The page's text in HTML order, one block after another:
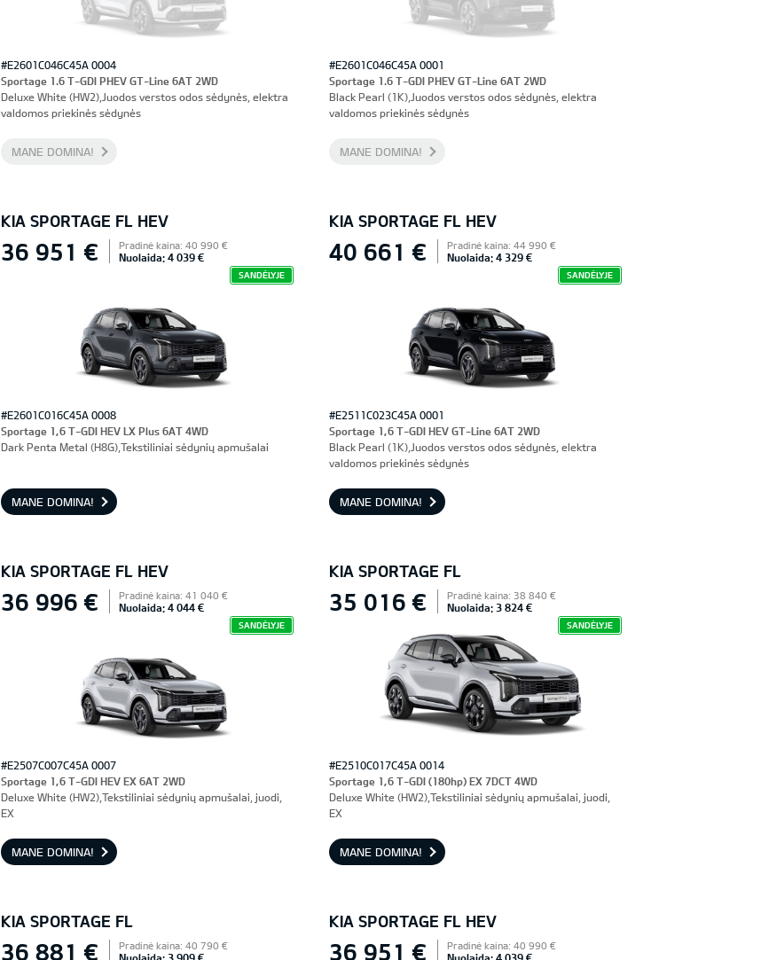
#E2601C046C45A 0004
Sportage 1.6 T-GDI PHEV GT-Line 6AT 2WD
Deluxe White (HW2),Juodos verstos odos sėdynės, elektra
valdomos priekinės sėdynės
MANE DOMINA!
#E2601C046C45A 0001
Sportage 1.6 T-GDI PHEV GT-Line 6AT 2WD
Black Pearl (1K),Juodos verstos odos sėdynės, elektra
valdomos priekinės sėdynės
MANE DOMINA!
KIA SPORTAGE FL HEV
36 951 € Pradinė kaina: 40 990 €
Nuolaida: 4 039 €
SANDĖLYJE
#E2601C016C45A 0008
Sportage 1,6 T-GDI HEV LX Plus 6AT 4WD
Dark Penta Metal (H8G),Tekstiliniai sėdynių apmušalai
MANE DOMINA!
KIA SPORTAGE FL HEV
40 661 € Pradinė kaina: 44 990 €
Nuolaida: 4 329 €
SANDĖLYJE
#E2511C023C45A 0001
Sportage 1,6 T-GDI HEV GT-Line 6AT 2WD
Black Pearl (1K),Juodos verstos odos sėdynės, elektra
valdomos priekinės sėdynės
MANE DOMINA!
KIA SPORTAGE FL HEV
36 996 € Pradinė kaina: 41 040 €
Nuolaida: 4 044 €
SANDĖLYJE
#E2507C007C45A 0007
Sportage 1,6 T-GDI HEV EX 6AT 2WD
Deluxe White (HW2),Tekstiliniai sėdynių apmušalai, juodi,
EX
MANE DOMINA!
KIA SPORTAGE FL
35 016 € Pradinė kaina: 38 840 €
Nuolaida: 3 824 €
SANDĖLYJE
#E2510C017C45A 0014
Sportage 1,6 T-GDI (180hp) EX 7DCT 4WD
Deluxe White (HW2),Tekstiliniai sėdynių apmušalai, juodi,
EX
MANE DOMINA!
KIA SPORTAGE FL
36 881 € Pradinė kaina: 40 790 €
Nuolaida: 3 909 €
KIA SPORTAGE FL HEV
36 951 € Pradinė kaina: 40 990 €
Nuolaida: 4 039 €